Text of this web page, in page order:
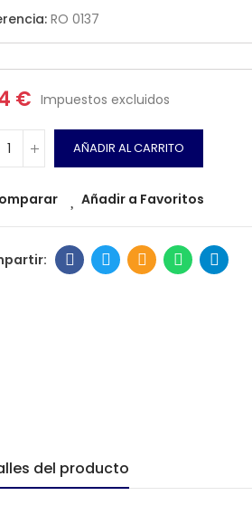
RO 0137
€ Impuestos excluidos
AÑADIR AL CARRITO
Añadir a Favoritos
del producto